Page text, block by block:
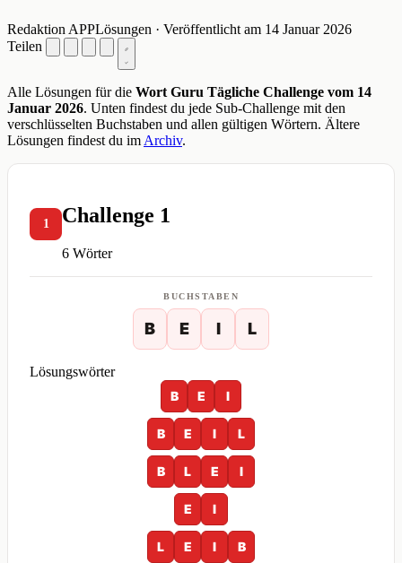
Redaktion APPLösungen · Veröffentlicht am 14 Januar 2026
Teilen
Alle Lösungen für die Wort Guru Tägliche Challenge vom 14
Januar 2026. Unten findest du jede Sub-Challenge mit den
verschlüsselten Buchstaben und allen gültigen Wörtern. Ältere
Lösungen findest du imArchiv.
1 Challenge 1
6 Wörter
BUCHSTABEN
B E I L
Lösungswörter
B
E I
B E I L
B L E I
E I
L E I B